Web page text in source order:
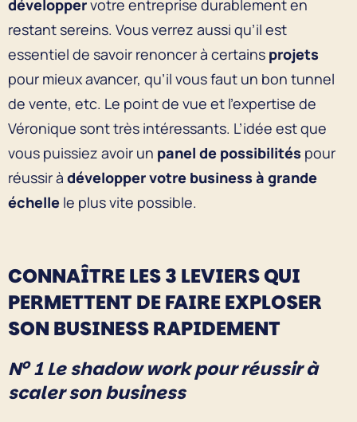
développervotre entreprise durablement en
restant sereins. Vous verrez aussi qu’il est
essentiel de savoir renoncer à certains projets
pour mieux avancer, qu’il vous faut un bon tunnel
de vente, etc. Le point de vue et l’expertise de
Véronique sont très intéressants. L’idée est que
vous puissiez avoir un panel de possibilités pour
réussir à développer votre business à grande
échelle le plus vite possible.
CONNAÎTRE LES 3 LEVIERS QUI
PERMETTENT DE FAIRE EXPLOSER
SON BUSINESS RAPIDEMENT
No1 Le shadow work pour réussir à
scaler son business